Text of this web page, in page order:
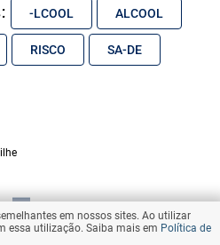
-LCOOL ALCOOL
RISCO SA-DE
AO TOPO
em nossos sites. Ao utilizar
essa utilização. Saiba mais em Política de